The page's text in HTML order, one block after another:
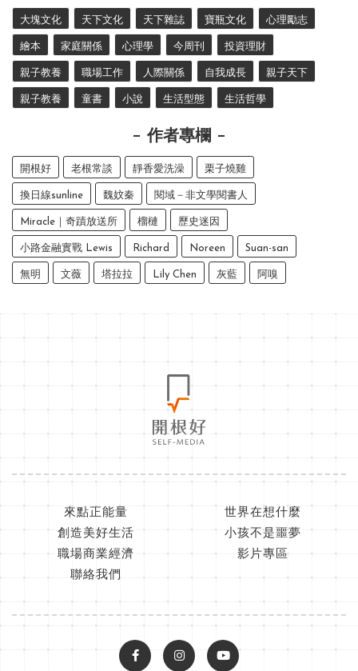
大塊文化 天下文化 天下雜誌 寶瓶文化 心理勵志
繪本 家庭關係 心理學 今周刊 投資理財
親子教養 職場工作 人際關係 自我成長 親子天下
親子教養 童書 小說 生活型態 生活哲學
作者專欄
開根好 老根常談 靜香愛洗澡 栗子燒雞
換日線sunline 魏妏秦 閱域－非文學閱書人
Miracle｜奇蹟放送所 榴槤 歷史迷因
小路金融實戰 Lewis Richard Noreen Suan-san
無明 文薇 塔拉拉 Lily Chen 灰藍 阿嗅
來點正能量
世界在想什麼
創造美好生活
小孩不是噩夢
職場商業經濟
影片專區
聯絡我們